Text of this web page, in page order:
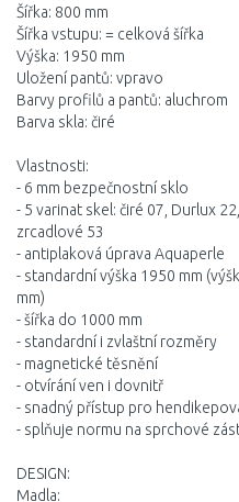
Šířka: 800 mm
Šířka vstupu: = celková šířka
Výška: 1950 mm
Uložení pantů: vpravo
Barvy profilů a pantů: aluchrom
Barva skla: čiré
Vlastnosti:
- 6 mm bezpečnostní sklo
- 5 varinat skel: čiré 07, Durlux
zrcadlové 53
- antiplaková úprava Aquaperle
- standardní výška 1950 mm
mm)
- šířka do 1000 mm
- standardní i zvlaštní rozměry
- magnetické těsnění
- otvírání ven i dovnitř
- snadný přístup pro
- splňuje normu na sprchové
DESIGN:
Madla: